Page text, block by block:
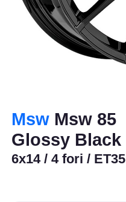
Msw Msw 85
Glossy Black
6x14 / 4 fori / ET35